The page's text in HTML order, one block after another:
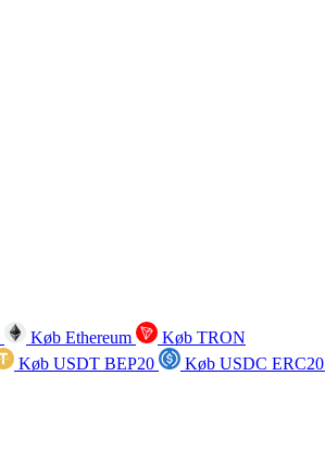
Køb Ethereum
Køb TRON
Køb USDT BEP20 Køb USDC ERC20